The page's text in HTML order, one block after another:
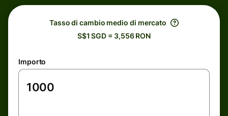
Tasso di cambio medio di mercato
S$1 SGD = 3,556 RON
Importo